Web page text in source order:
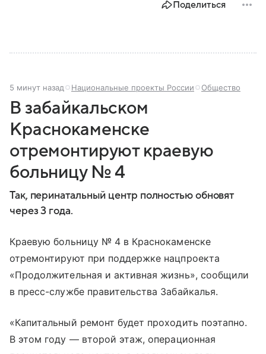
Поделиться
5 минут назад Национальные проекты России Общество
В забайкальском
Краснокаменске
отремонтируют краевую
больницу № 4
Так, перинатальный центр полностью обновят
через 3 года.
Краевую больницу № 4 в Краснокаменске
отремонтируют при поддержке нацпроекта
«Продолжительная и активная жизнь», сообщили
в пресс-службе правительства Забайкалья.
«Капитальный ремонт будет проходить поэтапно.
В этом году — второй этаж, операционная